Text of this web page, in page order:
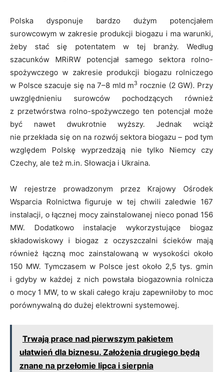
Polska dysponuje bardzo dużym potencjałem
surowcowym w zakresie produkcji biogazu i ma warunki,
żeby stać się potentatem w tej branży. Według
szacunków MRiRW potencjał samego sektora rolno-
spożywczego w zakresie produkcji biogazu rolniczego
w Polsce szacuje się na 7–8 mld m3 rocznie (2 GW). Przy
uwzględnieniu surowców pochodzących również
z przetwórstwa rolno-spożywczego ten potencjał może
być nawet dwukrotnie wyższy. Jednak wciąż
nie przekłada się on na rozwój sektora biogazu – pod tym
względem Polskę wyprzedzają nie tylko Niemcy czy
Czechy, ale też m.in. Słowacja i Ukraina.
W rejestrze prowadzonym przez Krajowy Ośrodek
Wsparcia Rolnictwa figuruje w tej chwili zaledwie 167
instalacji, o łącznej mocy zainstalowanej nieco ponad 156
MW. Dodatkowo instalacje wykorzystujące biogaz
składowiskowy i biogaz z oczyszczalni ścieków mają
również łączną moc zainstalowaną w wysokości około
150 MW. Tymczasem w Polsce jest około 2,5 tys. gmin
i gdyby w każdej z nich powstała biogazownia rolnicza
o mocy 1 MW, to w skali całego kraju zapewniłoby to moc
porównywalną do dużej elektrowni systemowej.
Trwają prace nad pierwszym pakietem
ułatwień dla biznesu. Założenia drugiego będą
znane na przełomie lipca i sierpnia